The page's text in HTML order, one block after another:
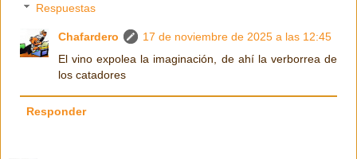
Respuestas
Chafardero
17 de noviembre de 2025 a las 12:45
El vino expolea la imaginación, de ahí la verborrea de
los catadores
Responder